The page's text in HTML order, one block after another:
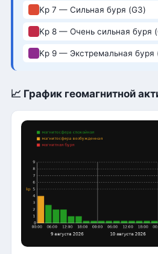
Kp 7 — Сильная буря (G3)
Kp 8 — Очень сильная буря
Kp 9 — Экстремальная буря
📈 График геомагнитной